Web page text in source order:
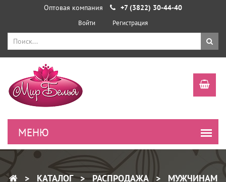
Оптовая компания +7 (3822) 30-44-40
Войти Регистрация
КАТАЛОГ РАСПРОДАЖА МУЖЧИНАМ